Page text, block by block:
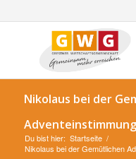
Nikolaus bei der
Du bist hier: Startseite /
Nikolaus bei der Gemütlichen